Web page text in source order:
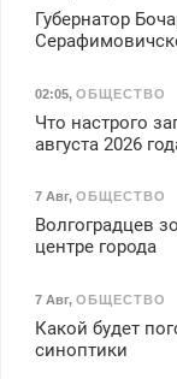
Губернатор
02:05, ОБЩЕСТВО
Что настрого
августа 2026
7 Авг, ОБЩЕСТВО
Волгоградцев
центре города
7 Авг, ОБЩЕСТВО
Какой будет
синоптики